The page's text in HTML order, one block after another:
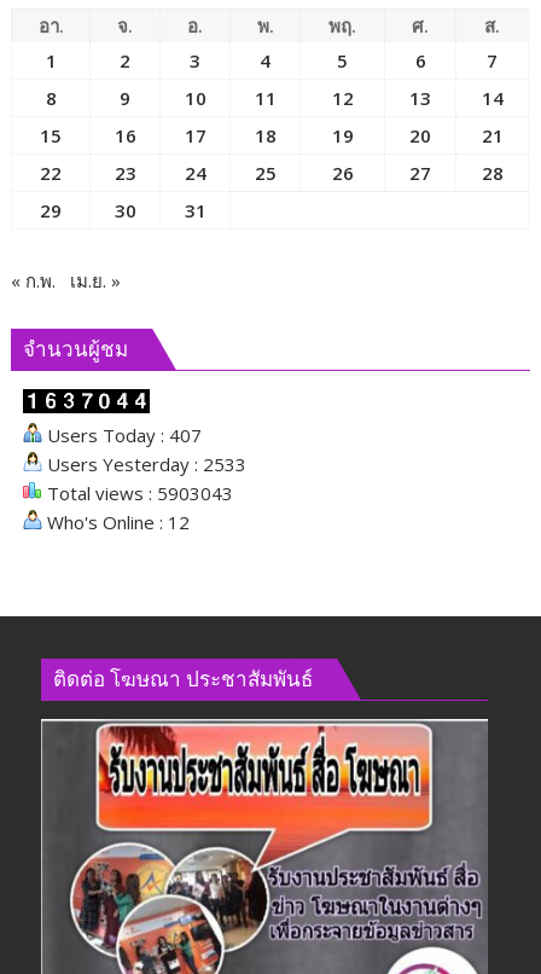
อา. จ. อ. พ. พฤ. ศ.
ส.
1
2 3 4 5 6
7
8
9 10 11 12 13
14
15
16 17 18 19 20
21
22
23 24 25 26 27
28
29
30 31
« ก.พ. เม.ย. »
จำนวนผู้ชม
Users Today : 407
Users Yesterday : 2533
Total views : 5903043
Who's Online : 12
ติดต่อ​ โฆษณา​ ประชาสัมพันธ์